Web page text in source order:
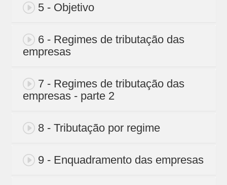
5 - Objetivo
6 - Regimes de tributação das
empresas
7 - Regimes de tributação das
empresas - parte 2
8 - Tributação por regime
9 - Enquadramento das empresas